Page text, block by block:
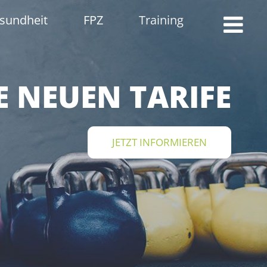
FPZ Training
NEUEN TARIFE
JETZT INFORMIEREN